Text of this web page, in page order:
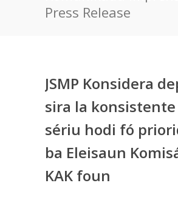
Press Release
JSMP Konsidera
sira la
sériu hodi fó
ba Eleisaun
KAK foun